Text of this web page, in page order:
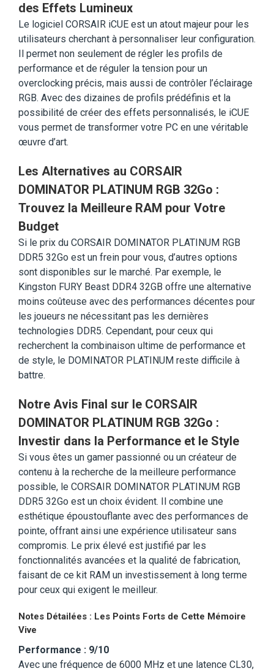
des Effets Lumineux
Le logiciel CORSAIR iCUE est un atout majeur pour les
utilisateurs cherchant à personnaliser leur configuration.
Il permet non seulement de régler les profils de
performance et de réguler la tension pour un
overclocking précis, mais aussi de contrôler l’éclairage
RGB. Avec des dizaines de profils prédéfinis et la
possibilité de créer des effets personnalisés, le iCUE
vous permet de transformer votre PC en une véritable
œuvre d’art.
Les Alternatives au CORSAIR
DOMINATOR PLATINUM RGB 32Go :
Trouvez la Meilleure RAM pour Votre
Budget
Si le prix du CORSAIR DOMINATOR PLATINUM RGB
DDR5 32Go est un frein pour vous, d’autres options
sont disponibles sur le marché. Par exemple, le
Kingston FURY Beast DDR4 32GB offre une alternative
moins coûteuse avec des performances décentes pour
les joueurs ne nécessitant pas les dernières
technologies DDR5. Cependant, pour ceux qui
recherchent la combinaison ultime de performance et
de style, le DOMINATOR PLATINUM reste difficile à
battre.
Notre Avis Final sur le CORSAIR
DOMINATOR PLATINUM RGB 32Go :
Investir dans la Performance et le Style
Si vous êtes un gamer passionné ou un créateur de
contenu à la recherche de la meilleure performance
possible, le CORSAIR DOMINATOR PLATINUM RGB
DDR5 32Go est un choix évident. Il combine une
esthétique époustouflante avec des performances de
pointe, offrant ainsi une expérience utilisateur sans
compromis. Le prix élevé est justifié par les
fonctionnalités avancées et la qualité de fabrication,
faisant de ce kit RAM un investissement à long terme
pour ceux qui exigent le meilleur.
Notes Détailées : Les Points Forts de Cette Mémoire
Vive
Performance : 9/10
Avec une fréquence de 6000 MHz et une latence CL30,